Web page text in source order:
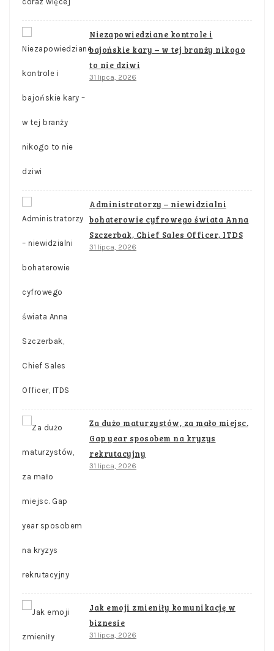
Niezapowiedziane kontrole i
bajońskie kary – w tej branży nikogo
to nie dziwi
31 lipca, 2026
Administratorzy – niewidzialni
bohaterowie cyfrowego świata Anna
Szczerbak, Chief Sales Officer, ITDS
31 lipca, 2026
Za dużo maturzystów, za mało miejsc.
Gap year sposobem na kryzys
rekrutacyjny
31 lipca, 2026
Jak emoji zmieniły komunikację w
biznesie
31 lipca, 2026